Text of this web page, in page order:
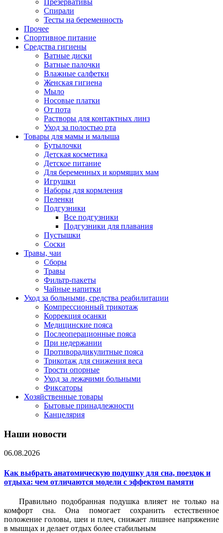
Презервативы
Спирали
Тесты на беременность
Прочее
Спортивное питание
Средства гигиены
Ватные диски
Ватные палочки
Влажные салфетки
Женская гигиена
Мыло
Носовые платки
От пота
Растворы для контактных линз
Уход за полостью рта
Товары для мамы и малыша
Бутылочки
Детская косметика
Детское питание
Для беременных и кормящих мам
Игрушки
Наборы для кормления
Пеленки
Подгузники
Все подгузники
Подгузники для плавания
Пустышки
Соски
Травы, чаи
Сборы
Травы
Фильтр-пакеты
Чайные напитки
Уход за больными, средства реабилитации
Компрессионный трикотаж
Коррекция осанки
Медицинские пояса
Послеоперационные пояса
При недержании
Противорадикулитные пояса
Трикотаж для снижения веса
Трости опорные
Уход за лежачими больными
Фиксаторы
Хозяйственные товары
Бытовые принадлежности
Канцелярия
Наши новости
06.08.2026
Как выбрать анатомическую подушку для сна, поездок и
отдыха: чем отличаются модели с эффектом памяти
Правильно подобранная подушка влияет не только на
комфорт сна. Она помогает сохранить естественное
положение головы, шеи и плеч, снижает лишнее напряжение
в мышцах и делает отдых более стабильным